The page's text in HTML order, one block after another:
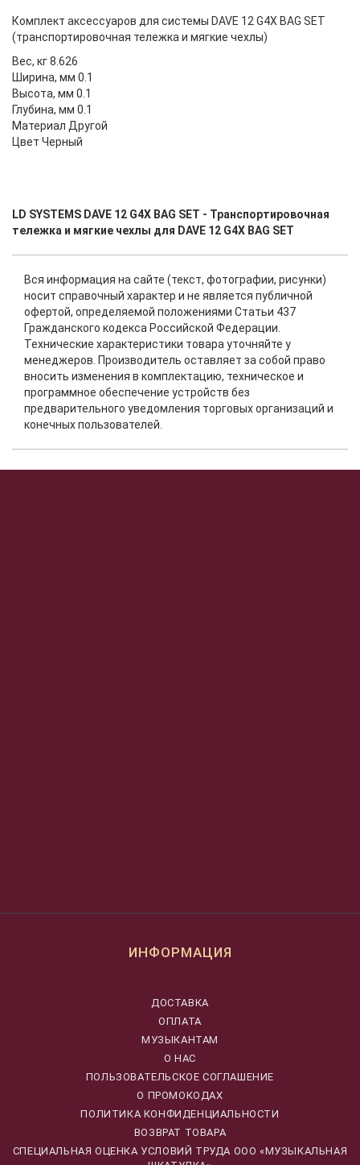
Комплект аксессуаров для системы DAVE 12 G4X BAG SET
(транспортировочная тележка и мягкие чехлы)
Вес, кг 8.626
Ширина, мм 0.1
Высота, мм 0.1
Глубина, мм 0.1
Материал Другой
Цвет Черный
LD SYSTEMS DAVE 12 G4X BAG SET - Транспортировочная
тележка и мягкие чехлы для DAVE 12 G4X BAG SET
Вся информация на сайте (текст, фотографии, рисунки)
носит справочный характер и не является публичной
офертой, определяемой положениями Статьи 437
Гражданского кодекса Российской Федерации.
Технические характеристики товара уточняйте у
менеджеров. Производитель оставляет за собой право
вносить изменения в комплектацию, техническое и
программное обеспечение устройств без
предварительного уведомления торговых организаций и
конечных пользователей.
ИНФОРМАЦИЯ
ДОСТАВКА
ОПЛАТА
МУЗЫКАНТАМ
О НАС
ПОЛЬЗОВАТЕЛЬСКОЕ СОГЛАШЕНИЕ
О ПРОМОКОДАХ
ПОЛИТИКА КОНФИДЕНЦИАЛЬНОСТИ
ВОЗВРАТ ТОВАРА
CПЕЦИАЛЬНАЯ ОЦЕНКА УСЛОВИЙ ТРУДА ООО «МУЗЫКАЛЬНАЯ